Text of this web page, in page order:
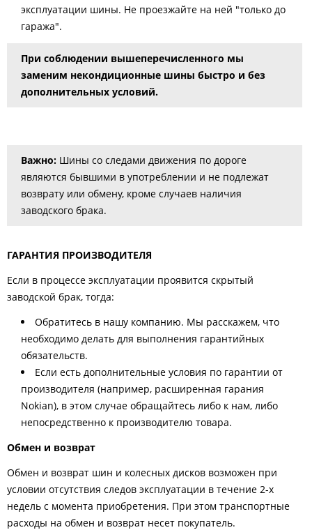
эксплуатации шины. Не проезжайте на ней "только до
гаража".
При соблюдении вышеперечисленного мы
заменим некондиционные шины быстро и без
дополнительных условий.
Важно: Шины со следами движения по дороге
являются бывшими в употреблении и не подлежат
возврату или обмену, кроме случаев наличия
заводского брака.
ГАРАНТИЯ ПРОИЗВОДИТЕЛЯ
Если в процессе эксплуатации проявится скрытый
заводской брак, тогда:
Обратитесь в нашу компанию. Мы расскажем, что
необходимо делать для выполнения гарантийных
обязательств.
Если есть дополнительные условия по гарантии от
производителя (например, расширенная гарания
Nokian), в этом случае обращайтесь либо к нам, либо
непосредственно к производителю товара.
Обмен и возврат
Обмен и возврат шин и колесных дисков возможен при
условии отсутствия следов эксплуатации в течение 2-х
недель с момента приобретения. При этом транспортные
расходы на обмен и возврат несет покупатель.